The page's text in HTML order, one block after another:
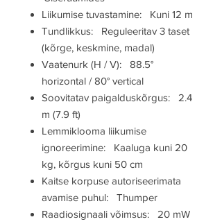
Liikumise tuvastamine: Kuni 12 m
Tundlikkus: Reguleeritav 3 taset
(kõrge, keskmine, madal)
Vaatenurk (H / V): 88.5°
horizontal / 80° vertical
Soovitatav paigalduskõrgus: 2.4
m (7.9 ft)
Lemmiklooma liikumise
ignoreerimine: Kaaluga kuni 20
kg, kõrgus kuni 50 cm
Kaitse korpuse autoriseerimata
avamise puhul: Thumper
Raadiosignaali võimsus: 20 mW